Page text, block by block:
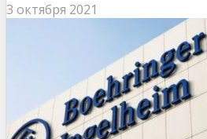
3 октября 2021